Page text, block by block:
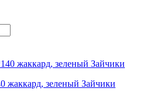
жаккард, зеленый Зайчики